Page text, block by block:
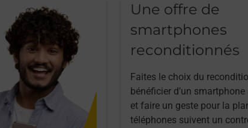
Une offre de
smartphones
reconditionnés
Faites le choix du
bénéficier d’un
et faire un geste pour la
téléphones suivent un